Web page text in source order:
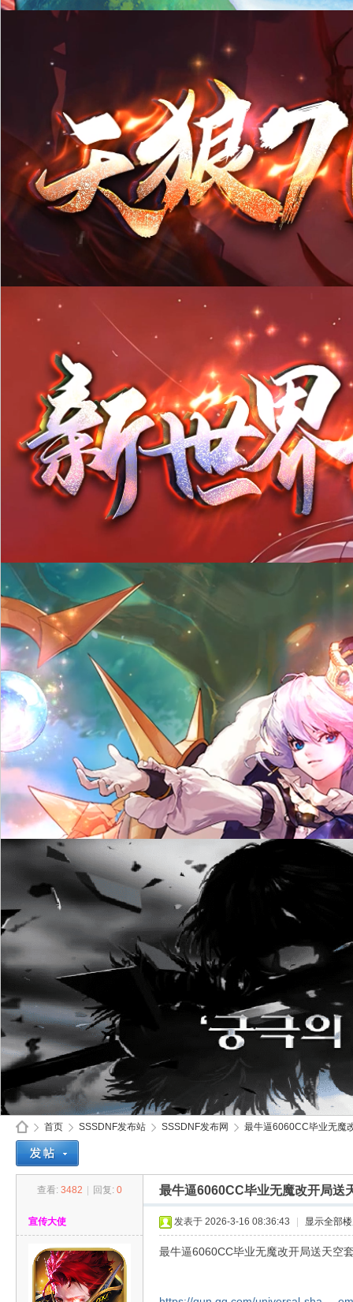
首页
›
SSSDNF发布站 SSSDNF发布网
›
最牛逼6060CC毕业无魔
查看: 3482 回复: 0 最牛逼6060CC毕业无魔改开局送
宣传大使 发表于 2026-3-16 08:36:43 显示全部
最牛逼6060CC毕业无魔改开局送天空